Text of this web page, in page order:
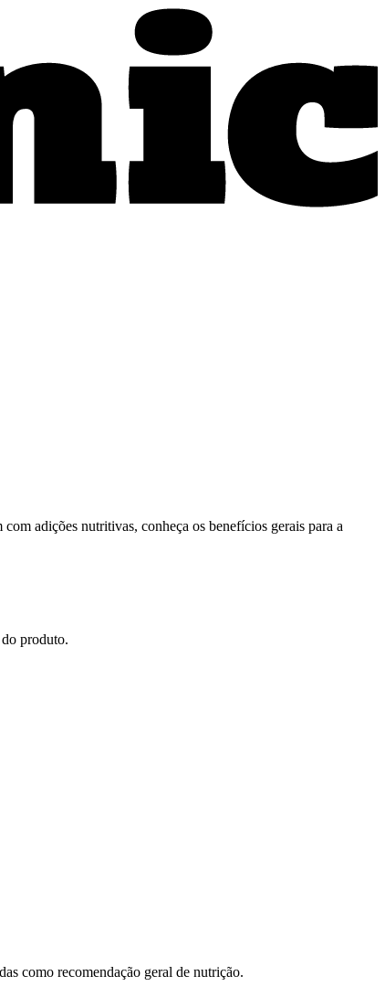
adições nutritivas, conheça os benefícios gerais para a
produto.
como recomendação geral de nutrição.